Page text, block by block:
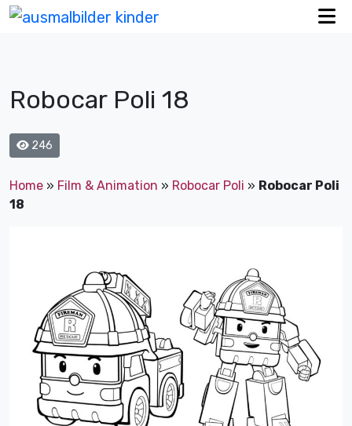
Robocar Poli 18
246
Home » Film & Animation » Robocar Poli » Robocar Poli
18